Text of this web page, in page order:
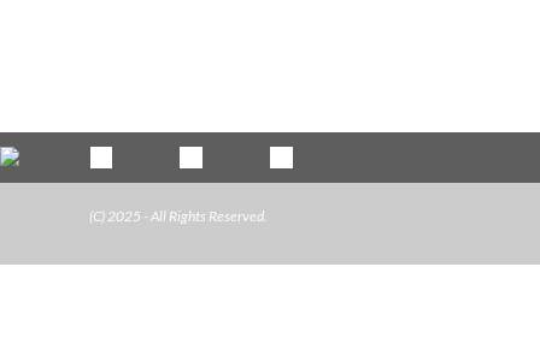
(C) 2025 - All Rights Reserved.